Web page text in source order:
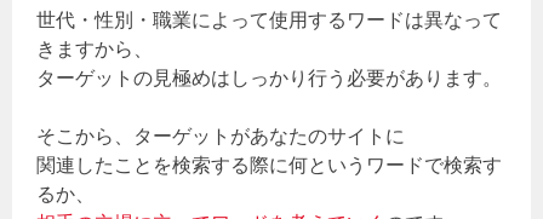
世代・性別・職業によって使用するワードは異なって
きますから、
ターゲットの見極めはしっかり行う必要があります。
そこから、ターゲットがあなたのサイトに
関連したことを検索する際に何というワードで検索す
るか、